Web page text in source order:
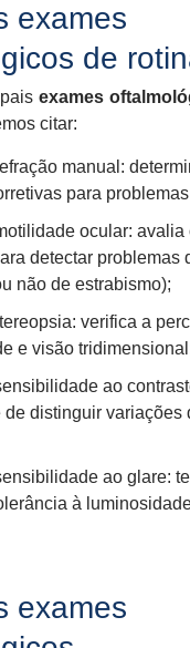
exames
de
exames
citar:
manual:
para
ocular: avalia
detectar problemas
não de estrabismo);
verifica a
e visão
ao
distinguir variações
ao glare:
à
exames